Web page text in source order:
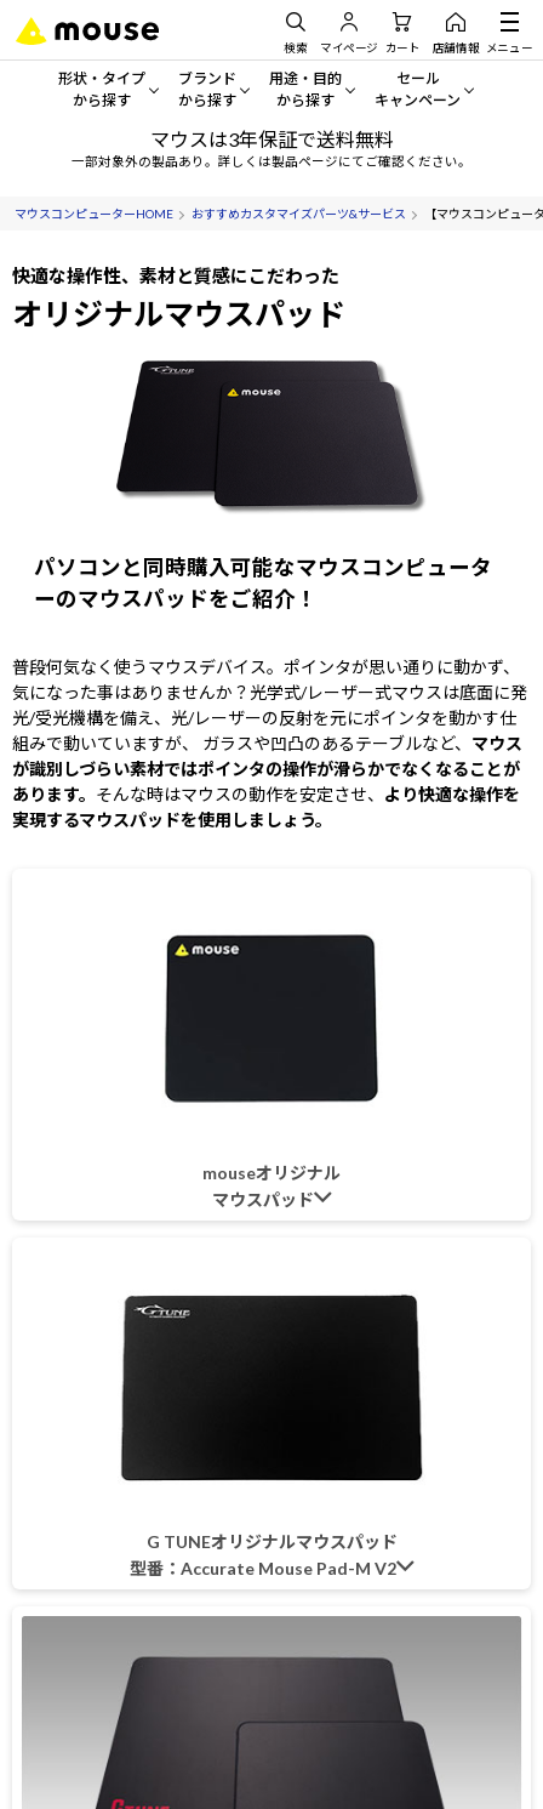
検索 マイページ カート 店舗情報 メニュー
形状・タイプ
から探す
形状・タイプから探す をすべてみる
タブレットPC
ワークステーション
ディスプレイ
Windows 11|Copilot+ PC
ブランド
から探す
mouse
DAIV
MousePro
Windows 11
用途・目的
から探す
一般向けパソコン
ビジネス向けパソコン
学習向けパソコン
AIおすすめパソコン
Windows 11| Copilot+ PC
セール
キャンペーン
セール・キャンペーン
おすすめ目玉パソコン
今イチオシのパソコンをピッ
Windows 11
マウスは3年保証で送料無料
一部対象外の製品あり。詳しくは製品ページにてご確認ください。
マウスコンピューターHOME おすすめカスタマイズパーツ&サービス 【マウスコンピュー
快適な操作性、素材と質感にこだわった
オリジナルマウスパッド
パソコンと同時購入可能なマウスコンピュータ
ーのマウスパッドをご紹介！
普段何気なく使うマウスデバイス。ポインタが思い通りに動かず、
気になった事はありませんか？光学式/レーザー式マウスは底面に発
光/受光機構を備え、光/レーザーの反射を元にポインタを動かす仕
組みで動いていますが、 ガラスや凹凸のあるテーブルなど、 マウス
が識別しづらい素材ではポインタの操作が滑らかでなくなることが
あります。 そんな時はマウスの動作を安定させ、 より快適な操作を
実現するマウスパッドを使用しましょう。
mouseオリジナル
マウスパッド
G TUNEオリジナルマウスパッド
型番：Accurate Mouse Pad-M V2